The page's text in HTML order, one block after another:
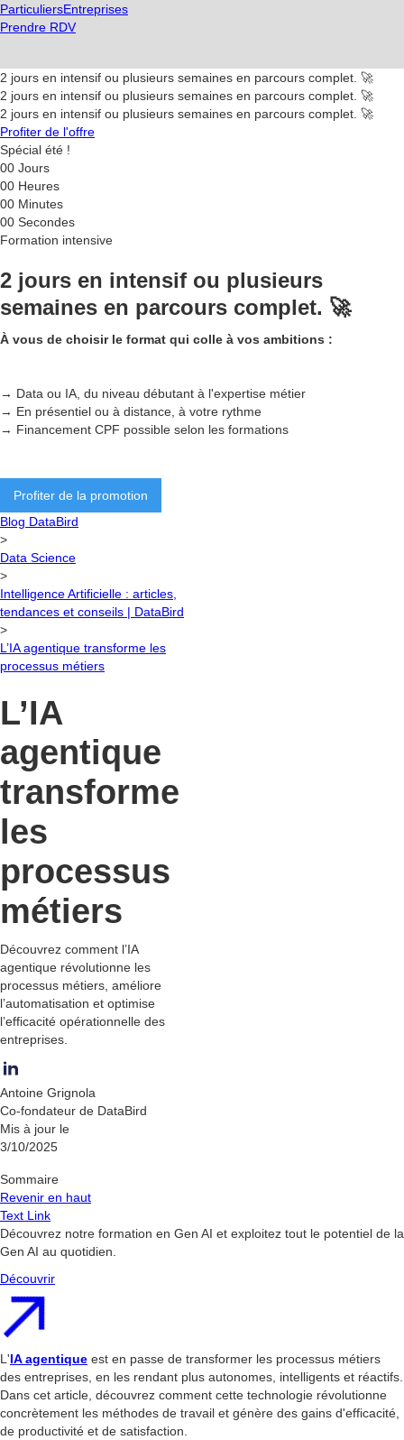
ParticuliersEntreprises
Prendre RDV
2 jours en intensif ou plusieurs semaines en parcours complet. 🚀
2 jours en intensif ou plusieurs semaines en parcours complet. 🚀
2 jours en intensif ou plusieurs semaines en parcours complet. 🚀
Profiter de l'offre
Spécial été !
00 Jours
00 Heures
00 Minutes
00 Secondes
Formation intensive
2 jours en intensif ou plusieurs
semaines en parcours complet. 🚀
À vous de choisir le format qui colle à vos ambitions :
→ Data ou IA, du niveau débutant à l'expertise métier
→ En présentiel ou à distance, à votre rythme
→ Financement CPF possible selon les formations
Profiter de la promotion
Blog DataBird
>
Data Science
>
Intelligence Artificielle : articles,
tendances et conseils | DataBird
>
L’IA agentique transforme les
processus métiers
L’IA
agentique
transforme
les
processus
métiers
Découvrez comment l’IA
agentique révolutionne les
processus métiers, améliore
l’automatisation et optimise
l’efficacité opérationnelle des
entreprises.
Antoine Grignola
Co-fondateur de DataBird
Mis à jour le
3/10/2025
Sommaire
Revenir en haut
Text Link
Découvrez notre formation en Gen AI et exploitez tout le potentiel de la
Gen AI au quotidien.
Découvrir
L'IA agentique est en passe de transformer les processus métiers
des entreprises, en les rendant plus autonomes, intelligents et réactifs.
Dans cet article, découvrez comment cette technologie révolutionne
concrètement les méthodes de travail et génère des gains d'efficacité,
de productivité et de satisfaction.